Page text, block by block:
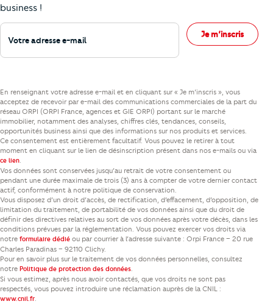
business !
Votre adresse e-mail
Je m’inscris
En renseignant votre adresse e-mail et en cliquant sur « Je m’inscris », vous
acceptez de recevoir par e-mail des communications commerciales de la part du
réseau ORPI (ORPI France, agences et GIE ORPI) portant sur le marché
immobilier, notamment des analyses, chiffres clés, tendances, conseils,
opportunités business ainsi que des informations sur nos produits et services.
Ce consentement est entièrement facultatif. Vous pouvez le retirer à tout
moment en cliquant sur le lien de désinscription présent dans nos e-mails ou via
ce lien.
Vos données sont conservées jusqu’au retrait de votre consentement ou
pendant une durée maximale de trois (3) ans à compter de votre dernier contact
actif, conformément à notre politique de conservation.
Vous disposez d’un droit d’accès, de rectification, d’effacement, d’opposition, de
limitation du traitement, de portabilité de vos données ainsi que du droit de
définir des directives relatives au sort de vos données après votre décès, dans les
conditions prévues par la réglementation. Vous pouvez exercer vos droits via
notre formulaire dédié ou par courrier à l’adresse suivante : Orpi France – 20 rue
Charles Paradinas – 92110 Clichy.
Pour en savoir plus sur le traitement de vos données personnelles, consultez
notre Politique de protection des données.
Si vous estimez, après nous avoir contactés, que vos droits ne sont pas
respectés, vous pouvez introduire une réclamation auprès de la CNIL :
www.cnil.fr.